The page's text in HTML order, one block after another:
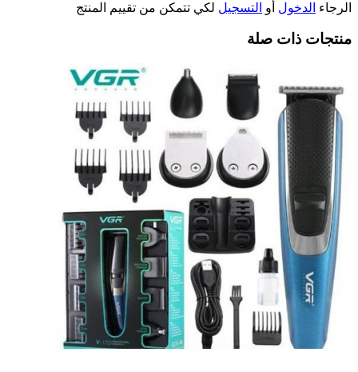
الرجاء الدخول أو التسجيل لكي تتمكن من تقييم المنتج
منتجات ذات صلة